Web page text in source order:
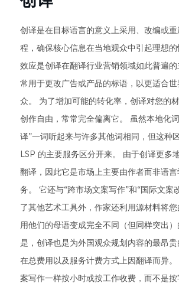
创译是在目标语言的意义上采用、改编或
程，确保核心信息在当地观众中引起理想
效应是创译在翻译行业营销领域如此普遍
常用于更改广告或产品的标语，以更适合
众。 为了增加可能的转化率，创译对您的
创作自由，常常完全偏离它。 虽然本地化
译”一词听起来与许多其他词相同，但这种
LSP 的主要服务区分开来。 由于创译更多
翻译，因此它是市场上主要由作者而非语
务。 它还与“跨市场文案写作”和“国际文案
了其他艺术工具外，作家还利用源材料将
用他们的母语变成完全不同（但同样突出
是，创译也是为外国观众规划内容的最昂
在总费用以及服务计费方式上因翻译而异
案写作一样按小时或按工作收费，而不是